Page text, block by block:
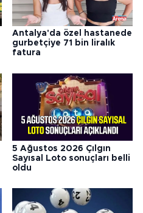
Antalya'da özel hastanede
gurbetçiye 71 bin liralık
fatura
5 Ağustos 2026 Çılgın
Sayısal Loto sonuçları belli
oldu